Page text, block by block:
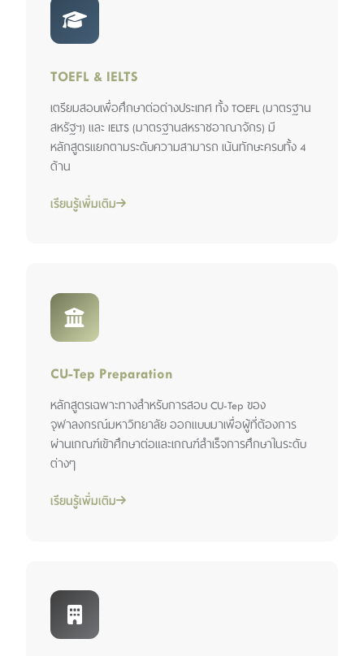
TOEFL & IELTS
เตรียมสอบเพื่อศึกษาต่อต่างประเทศ ทั้ง TOEFL (มาตรฐาน
สหรัฐฯ) และ IELTS (มาตรฐานสหราชอาณาจักร) มี
หลักสูตรแยกตามระดับความสามารถ เน้นทักษะครบทั้ง 4
ด้าน
เรียนรู้เพิ่มเติม
CU-Tep Preparation
หลักสูตรเฉพาะทางสำหรับการสอบ CU-Tep ของ
จุฬาลงกรณ์มหาวิทยาลัย ออกแบบมาเพื่อผู้ที่ต้องการ
ผ่านเกณฑ์เข้าศึกษาต่อและเกณฑ์สำเร็จการศึกษาในระดับ
ต่างๆ
เรียนรู้เพิ่มเติม